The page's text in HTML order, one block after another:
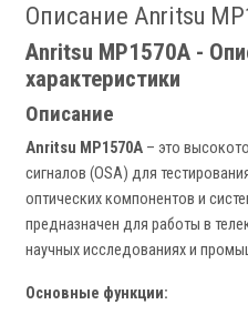
Описание Anritsu
Anritsu MP1570A -
характеристики
Описание
Anritsu MP1570A – это
сигналов (OSA) для
оптических компонентов и
предназначен для работы в
научных исследованиях и
Основные функции: